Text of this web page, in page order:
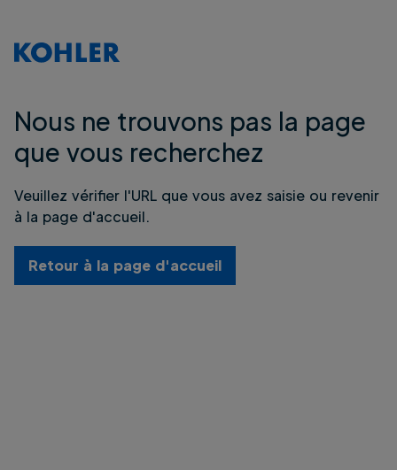
Nous ne trouvons pas la page
que vous recherchez
Veuillez vérifier l'URL que vous avez saisie ou revenir
à la page d'accueil.
Retour à la page d'accueil